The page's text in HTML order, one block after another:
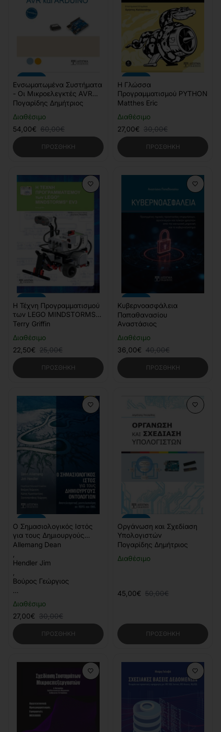
-10%
Διαθέσιμο
Ενσωματωμένα Συστήματα
- Οι Μικροελεγκτές AVR
και ARDUINO (3η Έκδοση)
Πογαρίδης Δημήτριος
54,00€ 60,00€
ΠΡΟΣΘΉΚΗ
-10%
Διαθέσιμο
Η Γλώσσα
Προγραμματισμού PYTHON
Matthes Eric
27,00€ 30,00€
ΠΡΟΣΘΉΚΗ
-10%
Διαθέσιμο
Η Τέχνη Προγραμματισμού
των LEGO MINDSTORMS
EV3
Terry Griffin
22,50€ 25,00€
ΠΡΟΣΘΉΚΗ
-10%
Διαθέσιμο
Κυβερνοασφάλεια
Παπαθανασίου
Αναστάσιος
36,00€ 40,00€
ΠΡΟΣΘΉΚΗ
-10%
Διαθέσιμο
Ο Σημασιολογικός Ιστός
για τους Δημιουργούς
Οντολογιών
Allemang Dean
Hendler Jim
Βούρος Γεώργιος
…
27,00€ 30,00€
ΠΡΟΣΘΉΚΗ
-10%
Διαθέσιμο
Οργάνωση και Σχεδίαση
Υπολογιστών
Πογαρίδης Δημήτριος
45,00€ 50,00€
ΠΡΟΣΘΉΚΗ